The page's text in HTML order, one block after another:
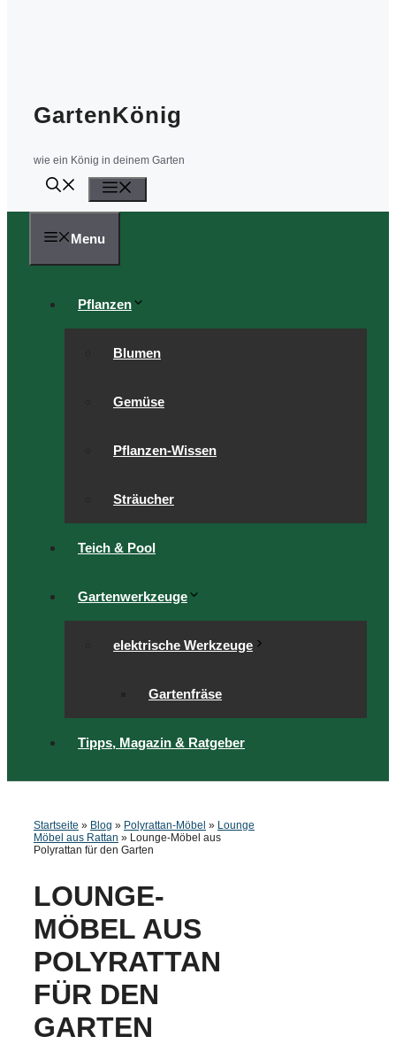
GartenKönig
wie ein König in deinem Garten
Menu
Pflanzen
Blumen
Gemüse
Pflanzen-Wissen
Sträucher
Teich & Pool
Gartenwerkzeuge
elektrische Werkzeuge
Gartenfräse
Tipps, Magazin & Ratgeber
Startseite » Blog » Polyrattan-Möbel » Lounge
Möbel aus Rattan » Lounge-Möbel aus
Polyrattan für den Garten
LOUNGE-
MÖBEL AUS
POLYRATTAN
FÜR DEN
GARTEN